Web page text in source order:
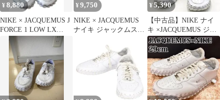
¥8,880
NIKE × JACQUEMUS J
FORCE 1 LOW LX
WHITE
¥ 9,750
NIKE × JACQUEMUS
ナイキ ジャックムス
SP スニーカー DR0424-
100 ホワイト 23.5cm
¥5,390
【中古品】NIKE ナイ
キ ×JACQUEMUS ジャ
ックムス DR0424-100
WOMEN'S J FORCE ウ
ィメンズ ジェイ フォー
ス 1LOW LX ワン ロー
エルエックス スニーカ
ー シューズ 靴 【160-
251128-ya-02-izu】